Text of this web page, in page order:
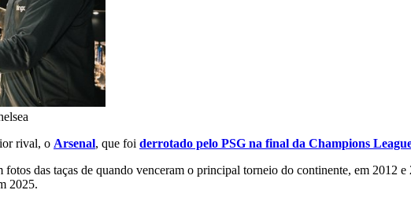
rival, o Arsenal, que foi derrotado pelo PSG na final da Champions
fotos das taças de quando venceram o principal torneio do continente, em
2025.